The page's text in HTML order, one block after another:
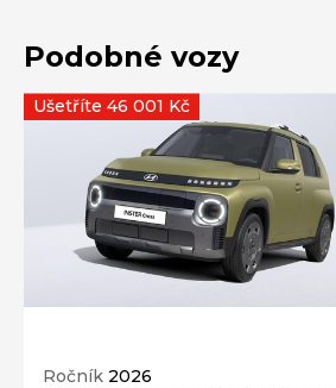
Podobné vozy
Ročník 2026
Ušetříte 46 001 Kč